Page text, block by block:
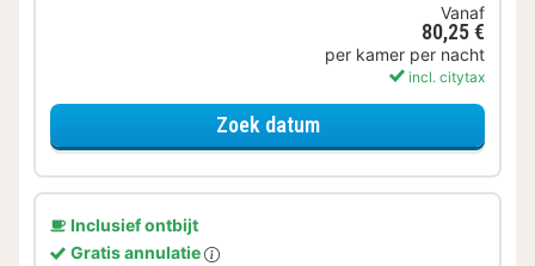
Vanaf
80,25 €
per kamer per nacht
incl. citytax
Zoek datumvoor Comfort kamer
Inclusief ontbijt
Gratis annulatie